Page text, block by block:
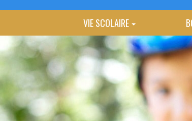
VIE SCOLAIRE